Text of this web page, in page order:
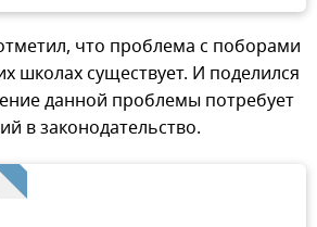
что проблема с поборами
школах существует. И поделился
данной проблемы потребует
в законодательство.